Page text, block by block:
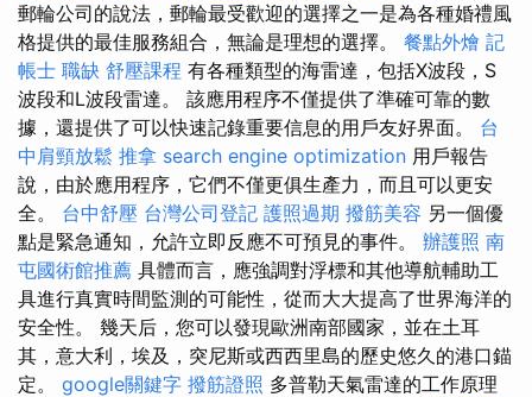
郵輪公司的說法，郵輪最受歡迎的選擇之一是為各種婚禮風
格提供的最佳服務組合，無論是理想的選擇。 餐點外燴 記
帳士 職缺 舒壓課程 有各種類型的海雷達，包括X波段，S
波段和L波段雷達。 該應用程序不僅提供了準確可靠的數
據，還提供了可以快速記錄重要信息的用戶友好界面。 台
中肩頸放鬆 推拿 search engine optimization 用戶報告
說，由於應用程序，它們不僅更俱生產力，而且可以更安
全。 台中舒壓 台灣公司登記 護照過期 撥筋美容 另一個優
點是緊急通知，允許立即反應不可預見的事件。 辦護照 南
屯國術館推薦 具體而言，應強調對浮標和其他導航輔助工
具進行真實時間監測的可能性，從而大大提高了世界海洋的
安全性。 幾天后，您可以發現歐洲南部國家，並在土耳
其，意大利，埃及，突尼斯或西西里島的歷史悠久的港口錨
定。 google關鍵字 撥筋證照 多普勒天氣雷達的工作原理